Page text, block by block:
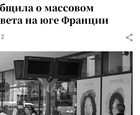
о массовом
на юге Франции
2